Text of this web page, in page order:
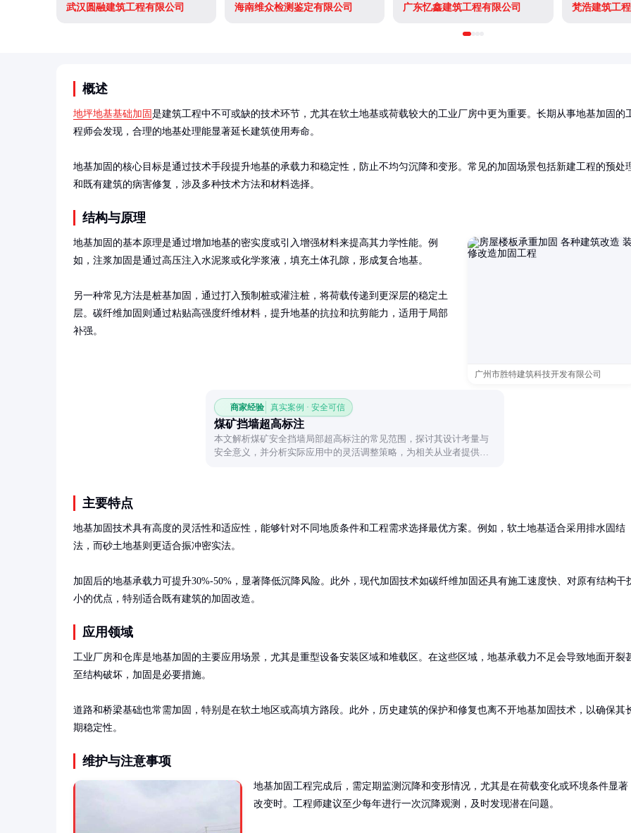
武汉圆融建筑工程有限公司 海南维众检测鉴定有限公司 广东忆鑫建筑工程有限公司 梵浩建筑工
概述
地坪地基基础加固 是建筑工程中不可或缺的技术环节，尤其在软土地基或荷载较大的工业厂房中更为重要。长期从事地基加固的
程师会发现，合理的地基处理能显著延长建筑使用寿命。
地基加固的核心目标是通过技术手段提升地基的承载力和稳定性，防止不均匀沉降和变形。常见的加固场景包括新建工程的预处
和既有建筑的病害修复，涉及多种技术方法和材料选择。
结构与原理
广州市胜特建筑科技开发有限公司
地基加固的基本原理是通过增加地基的密实度或引入增强材料来提高其力学性能。例
如，注浆加固是通过高压注入水泥浆或化学浆液，填充土体孔隙，形成复合地基。
另一种常见方法是桩基加固，通过打入预制桩或灌注桩，将荷载传递到更深层的稳定土
层。碳纤维加固则通过粘贴高强度纤维材料，提升地基的抗拉和抗剪能力，适用于局部
补强。
商家经验 真实案例 · 安全可信
煤矿挡墙超高标注
本文解析煤矿安全挡墙局部超高标注的常见范围，探讨其设计考量与
安全意义，并分析实际应用中的灵活调整策略，为相关从业者提供实
主要特点
地基加固技术具有高度的灵活性和适应性，能够针对不同地质条件和工程需求选择最优方案。例如，软土地基适合采用排水固结
法，而砂土地基则更适合振冲密实法。
加固后的地基承载力可提升30%-50%，显著降低沉降风险。此外，现代加固技术如碳纤维加固还具有施工速度快、对原有结构干
小的优点，特别适合既有建筑的加固改造。
应用领域
工业厂房和仓库是地基加固的主要应用场景，尤其是重型设备安装区域和堆载区。在这些区域，地基承载力不足会导致地面开裂
至结构破坏，加固是必要措施。
道路和桥梁基础也常需加固，特别是在软土地区或高填方路段。此外，历史建筑的保护和修复也离不开地基加固技术，以确保其
期稳定性。
维护与注意事项
地基加固工程完成后，需定期监测沉降和变形情况，尤其是在荷载变化或环境条件显著
改变时。工程师建议至少每年进行一次沉降观测，及时发现潜在问题。